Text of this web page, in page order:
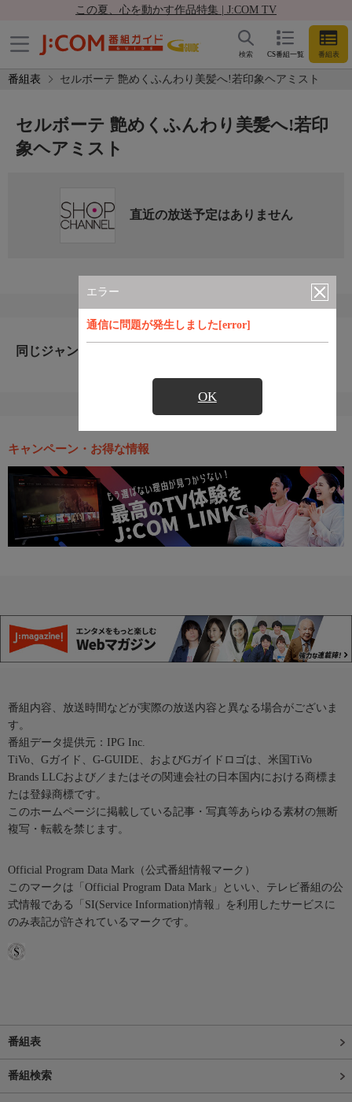
この夏、心を動かす作品特集 | J:COM TV
CS番組一覧 番組表
検索
番組表 セルボーテ 艶めくふんわり美髪へ!若印象ヘアミスト
エラー
通信に問題が発生しました[error]
OK
セルボーテ 艶めくふんわり美髪へ!若印
象ヘアミスト
直近の放送予定はありません
同じジャンルのおすすめ番組
キャンペーン・お得な情報
番組内容、放送時間などが実際の放送内容と異なる場合がございま
す。
番組データ提供元：IPG Inc.
TiVo、Gガイド、G-GUIDE、およびGガイドロゴは、米国TiVo
Brands LLCおよび／またはその関連会社の日本国内における商標ま
たは登録商標です。
このホームページに掲載している記事・写真等あらゆる素材の無断
複写・転載を禁じます。
Official Program Data Mark（公式番組情報マーク）
このマークは「Official Program Data Mark」といい、テレビ番組の公
式情報である「SI(Service Information)情報」を利用したサービスに
のみ表記が許されているマークです。
番組表
番組検索